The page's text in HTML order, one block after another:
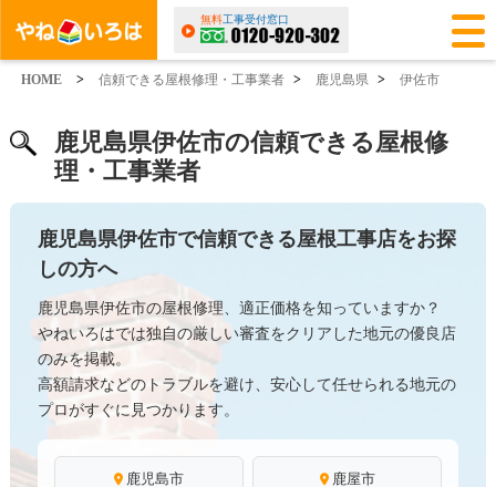
無料工事受付窓口
HOME > 信頼できる屋根修理・工事業者 > 鹿児島県 > 伊佐市
鹿児島県伊佐市の信頼できる屋根修
理・工事業者
鹿児島県伊佐市で信頼できる屋根工事店をお探
しの方へ
鹿児島県伊佐市の屋根修理、適正価格を知っていますか？
やねいろはでは独自の厳しい審査をクリアした地元の優良店
のみを掲載。
高額請求などのトラブルを避け、安心して任せられる地元の
プロがすぐに見つかります。
鹿児島市 鹿屋市